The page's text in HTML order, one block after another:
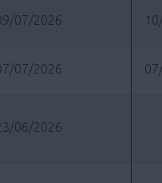
07/2026
07/2026
06/2026